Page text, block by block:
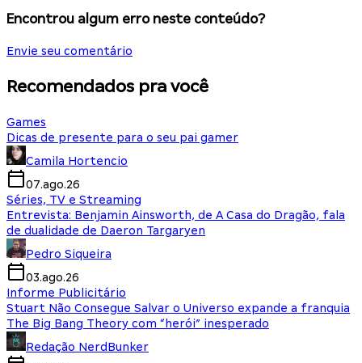
Encontrou algum erro neste conteúdo?
Envie seu comentário
Recomendados pra você
Games
Dicas de presente para o seu pai gamer
Camila Hortencio
07.ago.26
Séries, TV e Streaming
Entrevista: Benjamin Ainsworth, de A Casa do Dragão, fala
de dualidade de Daeron Targaryen
Pedro Siqueira
03.ago.26
Informe Publicitário
Stuart Não Consegue Salvar o Universo expande a franquia
The Big Bang Theory com “herói” inesperado
Redação NerdBunker